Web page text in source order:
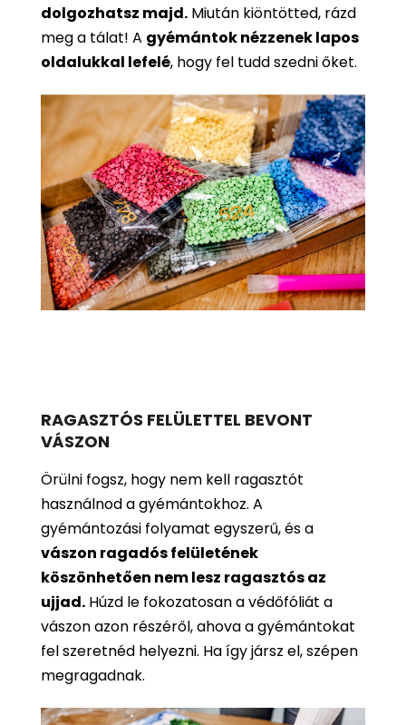
dolgozhatsz majd. Miután kiöntötted, rázd
meg a tálat! A gyémántok nézzenek lapos
oldalukkal lefelé, hogy fel tudd szedni őket.
RAGASZTÓS FELÜLETTEL BEVONT
VÁSZON
Örülni fogsz, hogy nem kell ragasztót
használnod a gyémántokhoz. A
gyémántozási folyamat egyszerű, és a
vászon ragadós felületének
köszönhetően nem lesz ragasztós az
ujjad. Húzd le fokozatosan a védőfóliát a
vászon azon részéről, ahova a gyémántokat
fel szeretnéd helyezni. Ha így jársz el, szépen
megragadnak.